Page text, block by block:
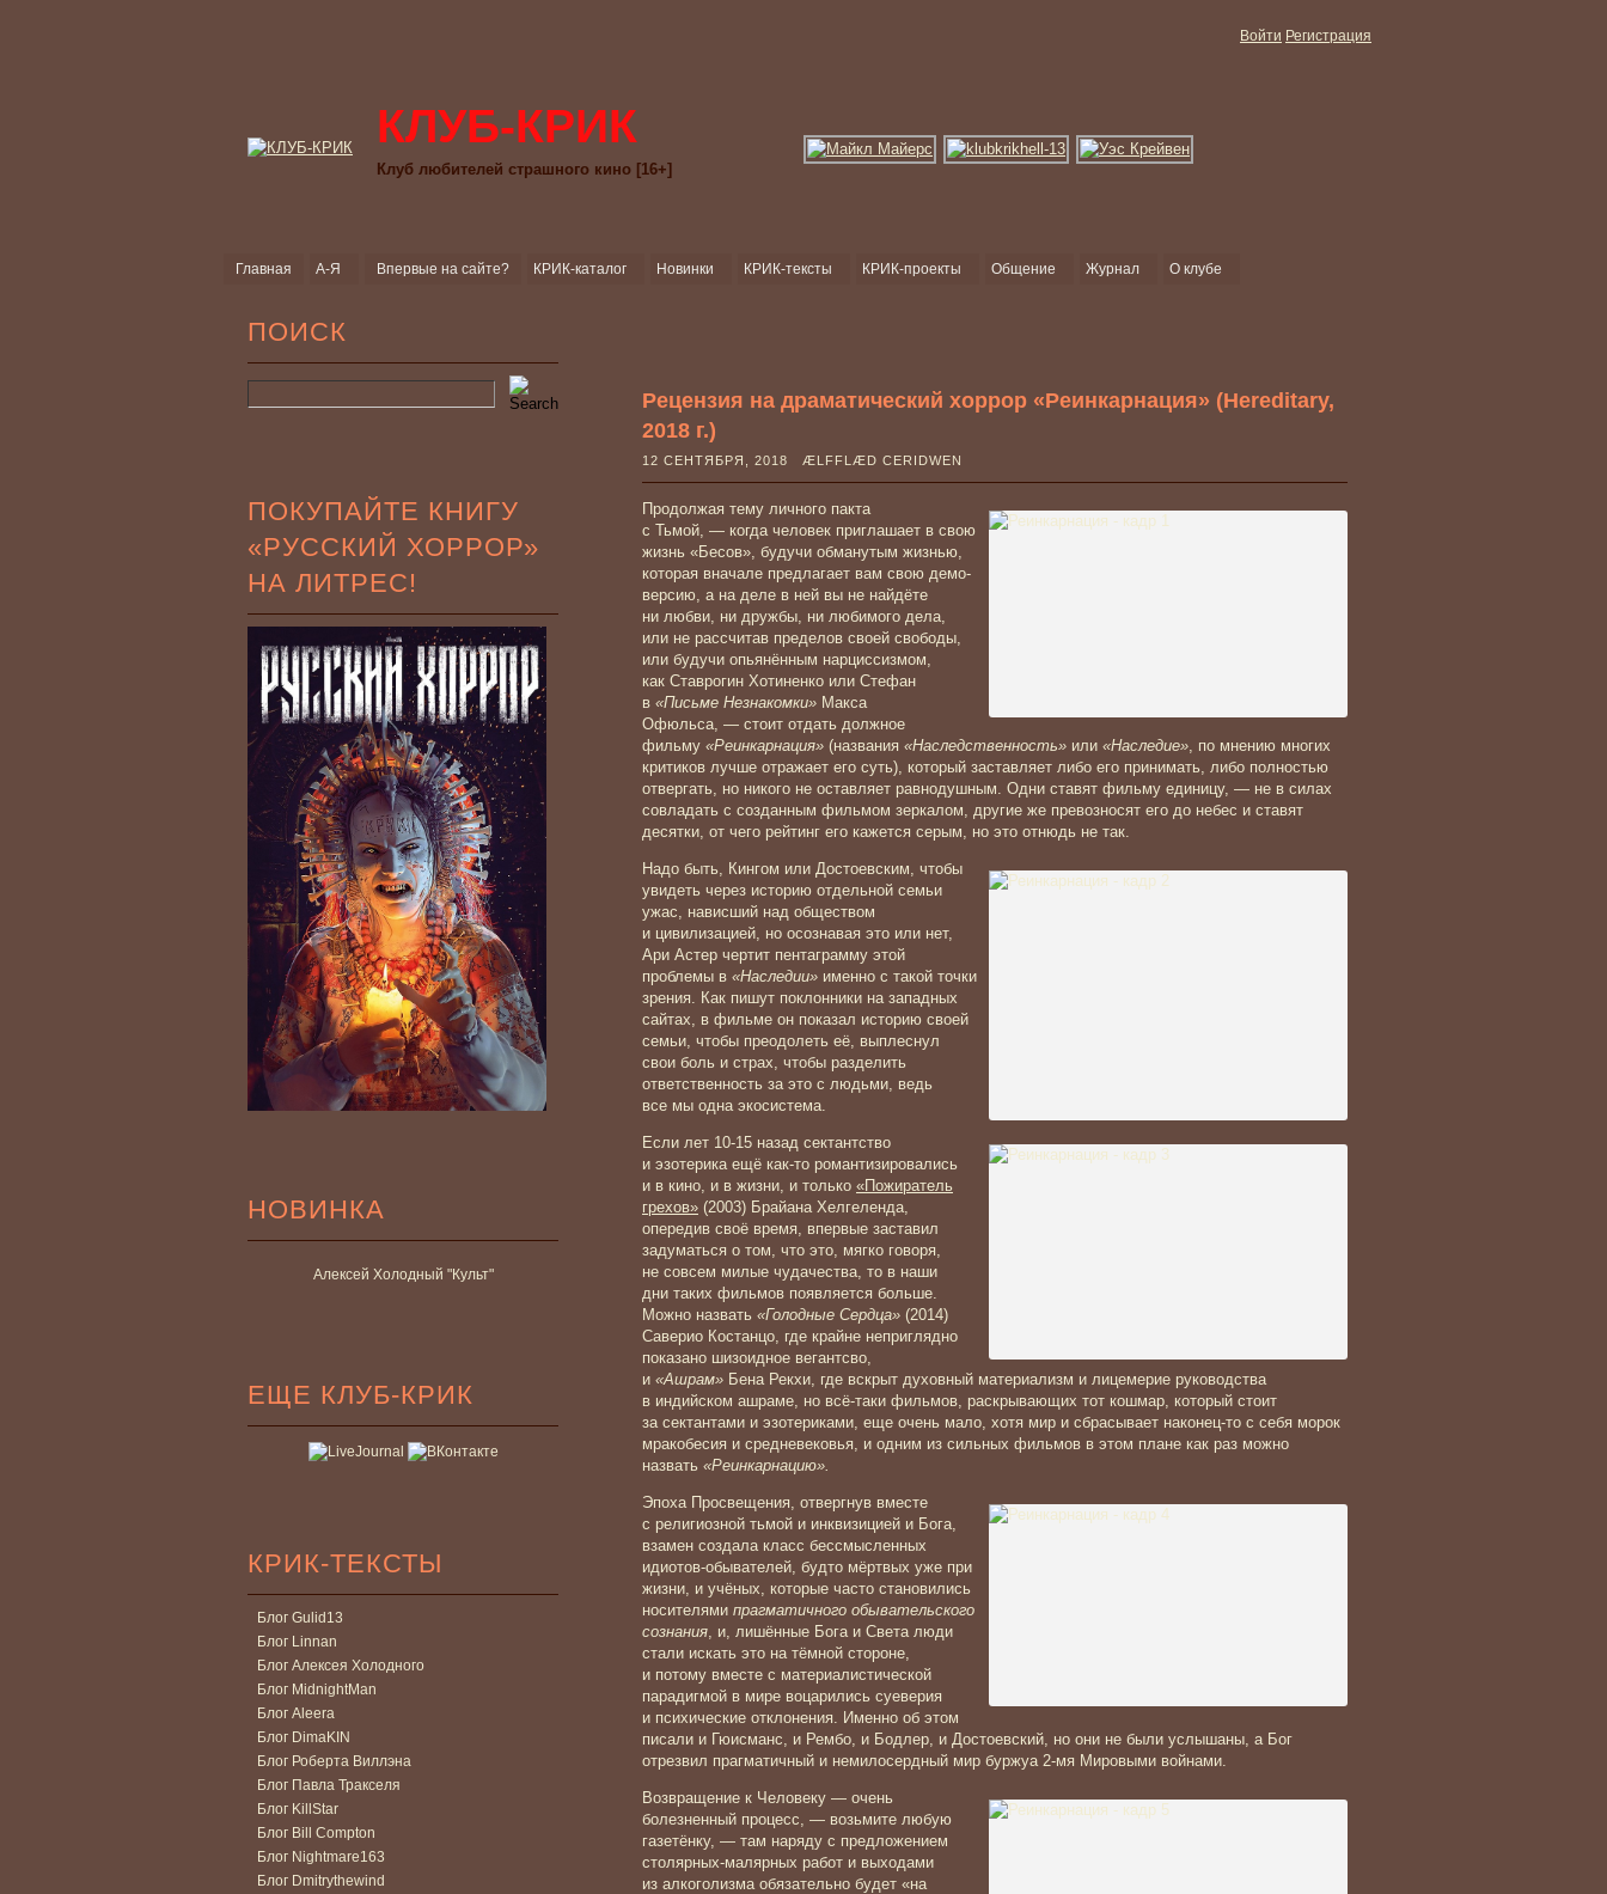
Войти Регистрация
КЛУБ-КРИК
Клуб любителей страшного кино [16+]
Главная А-Я Впервые на сайте? КРИК-каталог Новинки КРИК-тексты КРИК-проекты Общение Журнал О клубе
ПОИСК
ПОКУПАЙТЕ КНИГУ
«РУССКИЙ ХОРРОР»
НА ЛИТРЕС!
НОВИНКА
Алексей Холодный "Культ"
ЕЩЕ КЛУБ-КРИК
КРИК-ТЕКСТЫ
Блог Gulid13
Блог Linnan
Блог Алексея Холодного
Блог MidnightMan
Блог Aleera
Блог DimaKIN
Блог Роберта Виллэна
Блог Павла Тракселя
Блог KillStar
Блог Bill Compton
Блог Nightmare163
Блог Dmitrythewind
Рецензия на драматический хоррор «Реинкарнация» (Hereditary,
2018 г.)
12 СЕНТЯБРЯ, 2018 ÆLFFLÆD CERIDWEN
Продолжая тему личного пакта
с Тьмой, — когда человек приглашает в свою
жизнь «Бесов», будучи обманутым жизнью,
которая вначале предлагает вам свою демо-
версию, а на деле в ней вы не найдёте
ни любви, ни дружбы, ни любимого дела,
или не рассчитав пределов своей свободы,
или будучи опьянённым нарциссизмом,
как Ставрогин Хотиненко или Стефан
в «Письме Незнакомки» Макса
Офюльса, — стоит отдать должное
фильму «Реинкарнация» (названия «Наследственность» или «Наследие», по мнению многих
критиков лучше отражает его суть), который заставляет либо его принимать, либо полностью
отвергать, но никого не оставляет равнодушным. Одни ставят фильму единицу, — не в силах
совладать с созданным фильмом зеркалом, другие же превозносят его до небес и ставят
десятки, от чего рейтинг его кажется серым, но это отнюдь не так.
Надо быть, Кингом или Достоевским, чтобы
увидеть через историю отдельной семьи
ужас, нависший над обществом
и цивилизацией, но осознавая это или нет,
Ари Астер чертит пентаграмму этой
проблемы в «Наследии» именно с такой точки
зрения. Как пишут поклонники на западных
сайтах, в фильме он показал историю своей
семьи, чтобы преодолеть её, выплеснул
свои боль и страх, чтобы разделить
ответственность за это с людьми, ведь
все мы одна экосистема.
Если лет 10-15 назад сектантство
и эзотерика ещё как-то романтизировались
и в кино, и в жизни, и только «Пожиратель
грехов» (2003) Брайана Хелгеленда,
опередив своё время, впервые заставил
задуматься о том, что это, мягко говоря,
не совсем милые чудачества, то в наши
дни таких фильмов появляется больше.
Можно назвать «Голодные Сердца» (2014)
Саверио Костанцо, где крайне неприглядно
показано шизоидное вегантсво,
и «Ашрам» Бена Рекхи, где вскрыт духовный материализм и лицемерие руководства
в индийском ашраме, но всё-таки фильмов, раскрывающих тот кошмар, который стоит
за сектантами и эзотериками, еще очень мало, хотя мир и сбрасывает наконец-то с себя морок
мракобесия и средневековья, и одним из сильных фильмов в этом плане как раз можно
назвать «Реинкарнацию».
Эпоха Просвещения, отвергнув вместе
с религиозной тьмой и инквизицией и Бога,
взамен создала класс бессмысленных
идиотов-обывателей, будто мёртвых уже при
жизни, и учёных, которые часто становились
носителями прагматичного обывательского
сознания, и, лишённые Бога и Света люди
стали искать это на тёмной стороне,
и потому вместе с материалистической
парадигмой в мире воцарились суеверия
и психические отклонения. Именно об этом
писали и Гюисманс, и Рембо, и Бодлер, и Достоевский, но они не были услышаны, а Бог
отрезвил прагматичный и немилосердный мир буржуа 2-мя Мировыми войнами.
Возвращение к Человеку — очень
болезненный процесс, — возьмите любую
газетёнку, — там наряду с предложением
столярных-малярных работ и выходами
из алкоголизма обязательно будет «на